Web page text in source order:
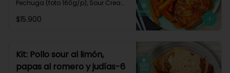
Pechuga (foto 160g/p), Sour Cream,
$15.900
Kit: Pollo sour al limón,
papas al romero y judías-6